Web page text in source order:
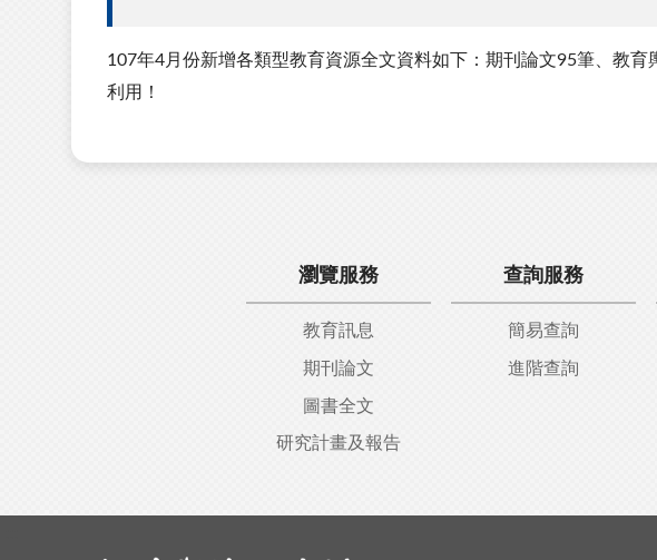
107年4月份新增各類型教育資源全文資料如下：期刊論文95筆、教
利用！
瀏覽服務
教育訊息
期刊論文
圖書全文
研究計畫及報告
查詢服務
簡易查詢
進階查詢